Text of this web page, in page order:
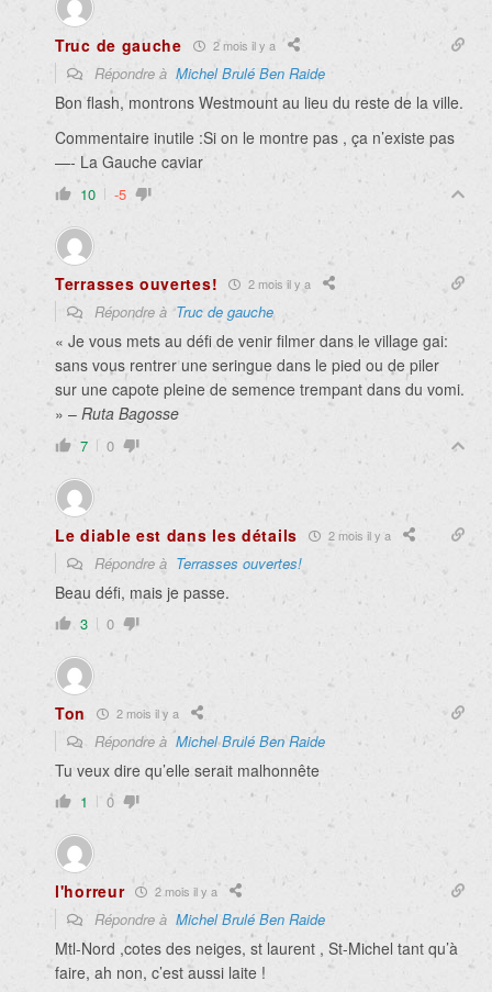
Truc de gauche 2 mois il y a
Répondre à Michel Brulé Ben Raide
Bon flash, montrons Westmount au lieu du reste de la ville.
Commentaire inutile :Si on le montre pas , ça n’existe pas
—- La Gauche caviar
10 -5
Terrasses ouvertes! 2 mois il y a
Répondre àTruc de gauche
« Je vous mets au défi de venir filmer dans le village gai:
sans vous rentrer une seringue dans le pied ou de piler
sur une capote pleine de semence trempant dans du vomi.
» – Ruta Bagosse
7 0
Le diable est dans les détails 2 mois il y a
Répondre à Terrasses ouvertes!
Beau défi, mais je passe.
3 0
Ton 2 mois il y a
Répondre à Michel Brulé Ben Raide
Tu veux dire qu’elle serait malhonnête
1 0
l'horreur 2 mois il y a
Répondre à Michel Brulé Ben Raide
Mtl-Nord ,cotes des neiges, st laurent , St-Michel tant qu’à
faire, ah non, c’est aussi laite !